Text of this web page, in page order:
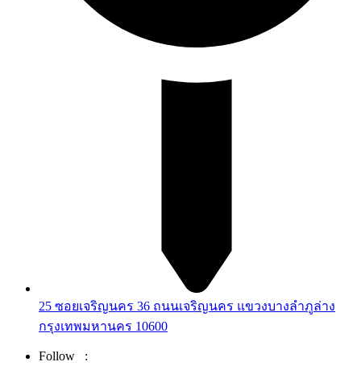
25 ซอยเจริญนคร 36 ถนนเจริญนคร แขวงบางลำภูล่าง
กรุงเทพมหานคร 10600
Follow :